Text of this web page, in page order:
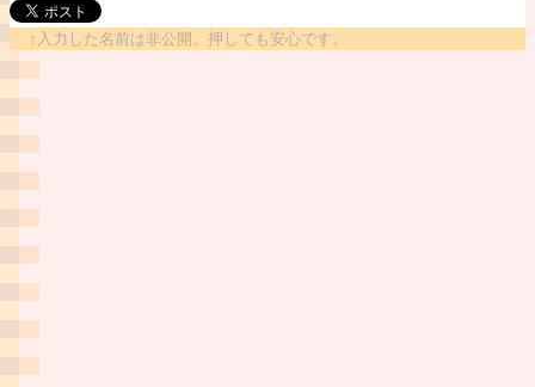
↑入力した名前は非公開。押しても安心です。